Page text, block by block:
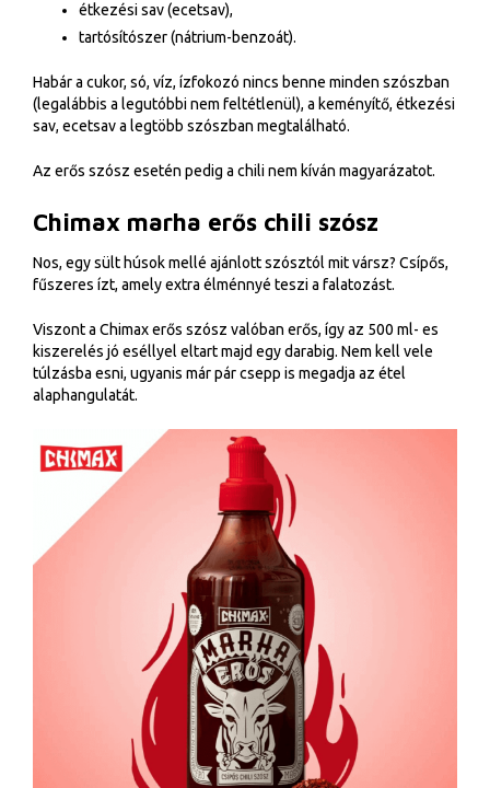
étkezési sav (ecetsav),
tartósítószer (nátrium-benzoát).
Habár a cukor, só, víz, ízfokozó nincs benne minden szószban
(legalábbis a legutóbbi nem feltétlenül), a keményítő, étkezési
sav, ecetsav a legtöbb szószban megtalálható.
Az erős szósz esetén pedig a chili nem kíván magyarázatot.
Chimax marha erős chili szósz
Nos, egy sült húsok mellé ajánlott szósztól mit vársz? Csípős,
fűszeres ízt, amely extra élménnyé teszi a falatozást.
Viszont a Chimax erős szósz valóban erős, így az 500 ml- es
kiszerelés jó eséllyel eltart majd egy darabig. Nem kell vele
túlzásba esni, ugyanis már pár csepp is megadja az étel
alaphangulatát.